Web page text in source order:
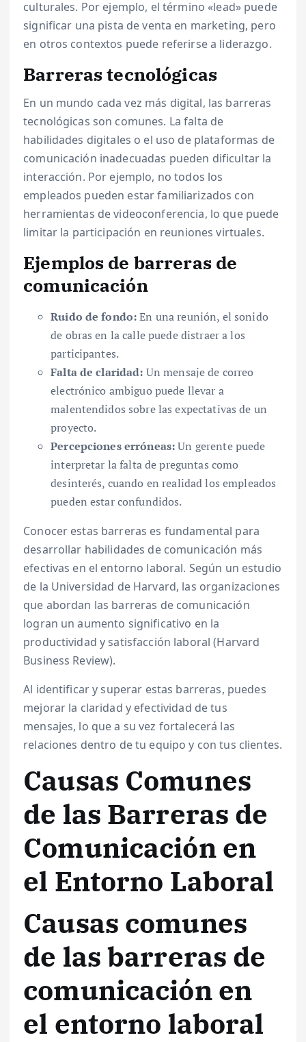
culturales. Por ejemplo, el término «lead» puede
significar una pista de venta en marketing, pero
en otros contextos puede referirse a liderazgo.
Barreras tecnológicas
En un mundo cada vez más digital, las barreras
tecnológicas son comunes. La falta de
habilidades digitales o el uso de plataformas de
comunicación inadecuadas pueden dificultar la
interacción. Por ejemplo, no todos los
empleados pueden estar familiarizados con
herramientas de videoconferencia, lo que puede
limitar la participación en reuniones virtuales.
Ejemplos de barreras de
comunicación
Ruido de fondo:En una reunión, el sonido
de obras en la calle puede distraer a los
participantes.
Falta de claridad: Un mensaje de correo
electrónico ambiguo puede llevar a
malentendidos sobre las expectativas de un
proyecto.
Percepciones erróneas:Un gerente puede
interpretar la falta de preguntas como
desinterés, cuando en realidad los empleados
pueden estar confundidos.
Conocer estas barreras es fundamental para
desarrollar habilidades de comunicación más
efectivas en el entorno laboral. Según un estudio
de la Universidad de Harvard, las organizaciones
que abordan las barreras de comunicación
logran un aumento significativo en la
productividad y satisfacción laboral (Harvard
Business Review).
Al identificar y superar estas barreras, puedes
mejorar la claridad y efectividad de tus
mensajes, lo que a su vez fortalecerá las
relaciones dentro de tu equipo y con tus clientes.
Causas Comunes
de las Barreras de
Comunicación en
el Entorno Laboral
Causas comunes
de las barreras de
comunicación en
el entorno laboral